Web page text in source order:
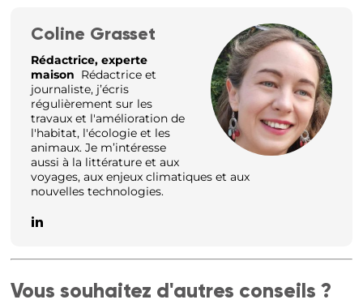
Coline Grasset
Rédactrice, experte
maison Rédactrice et
journaliste, j’écris
régulièrement sur les
travaux et l'amélioration de
l'habitat, l'écologie et les
animaux. Je m’intéresse
aussi à la littérature et aux
voyages, aux enjeux climatiques et aux
nouvelles technologies.
Vous souhaitez d'autres conseils ?